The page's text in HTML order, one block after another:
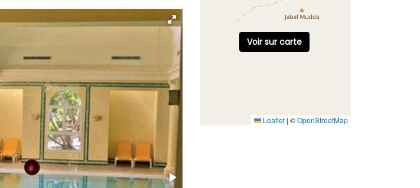
Leaflet | ©OpenStreetMap
Voir sur carte